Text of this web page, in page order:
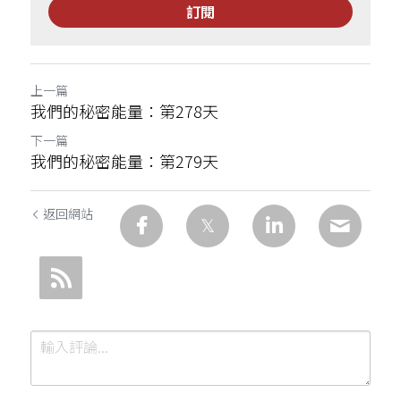
訂閱
上一篇
我們的秘密能量：第278天
下一篇
我們的秘密能量：第279天
返回網站